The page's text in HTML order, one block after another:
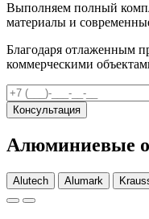
Выполняем полный
материалы и
Благодаря отлаженным
коммерческими
Консультация
Алюминиевые
Alutech Alumark